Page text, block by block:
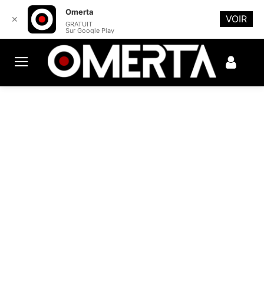
✕
Omerta
GRATUIT
Sur Google Play
VOIR